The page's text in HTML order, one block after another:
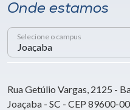
Onde estamos
Selecione o campus
Rua Getúlio Vargas, 2125 -
Joaçaba - SC - CEP 89600-